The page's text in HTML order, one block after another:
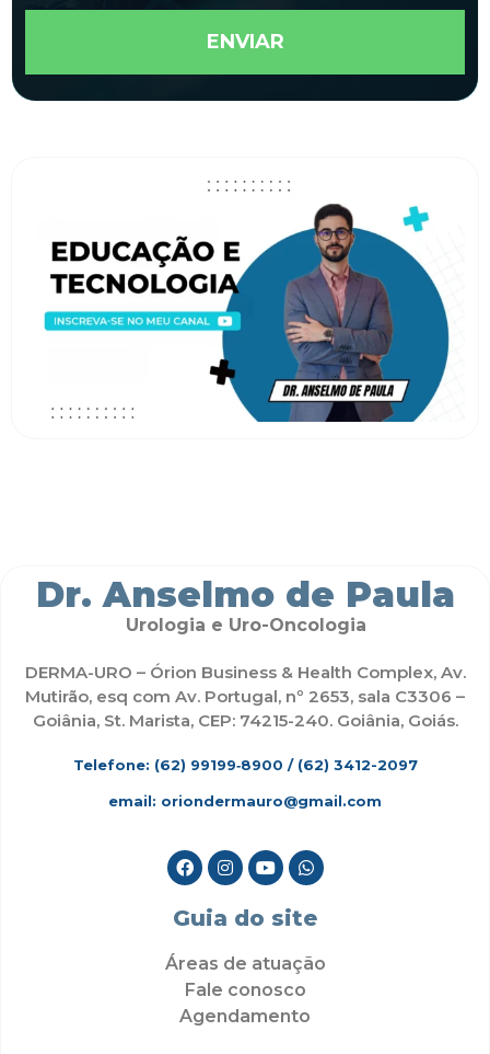
ENVIAR
Dr. Anselmo de Paula
Urologia e Uro-Oncologia
DERMA-URO – Órion Business & Health Complex, Av.
Mutirão, esq com Av. Portugal, nº 2653, sala C3306 –
Goiânia, St. Marista, CEP: 74215-240. Goiânia, Goiás.
Telefone: (62) 99199‑8900 / (62) 3412-2097
email: oriondermauro@gmail.com
Guia do site
Áreas de atuação
Fale conosco
Agendamento